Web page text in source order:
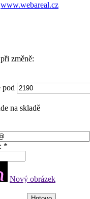
www.webareal.cz
změně:
pod
na skladě
*
Nový obrázek